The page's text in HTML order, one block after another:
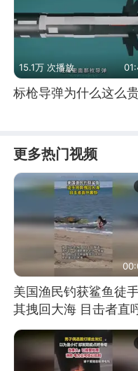
15.1万 次播放
标枪导弹为什么这么
更多热门视频
美国渔民钓获鲨鱼徒
其拽回大海 目击者直
震惊 （视频来源：参
消息）